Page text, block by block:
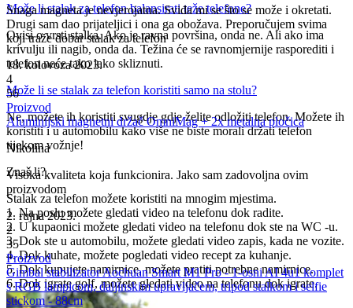
Može li stalak za telefon balansirati teže telefone?
Ovisi o vrsti stalka. Ako je ravna površina, onda ne. Ali ako ima
krivulju ili nagib, onda da. Težina će se ravnomjernije rasporediti i
telefon neće tako lako skliznuti.
Može li se stalak za telefon koristiti samo na stolu?
Ne, možete ih koristiti svugdje gdje želite odložiti telefon. Možete ih
koristiti i u automobilu kako više ne biste morali držati telefon
tijekom vožnje!
Znaš li?
Stalak za telefon možete koristiti na mnogim mjestima.
1. Na poslu možete gledati video na telefonu dok radite.
2. U kupaonici možete gledati video na telefonu dok ste na WC -u.
3. Dok ste u automobilu, možete gledati video zapis, kada ne vozite.
4. Dok kuhate, možete pogledati video recept za kuhanje.
5. Dok kupujete namirnice, možete pratiti potrebne namirnice.
6. Dok igrate golf, možete gledati video na telefonu dok igrate.
Snaga magneta je nevjerojatna. Sviđa mi se što se može i okretati.
Drugi sam dao prijateljici i ona ga obožava. Preporučujem svima
koji traže dobar stalak za telefon
18. kolovoza 2023.
4
56
Proizvod
Aluminijski magnetni držač OmniMag + 2x metalna pločica
Nikolina
Visoka kvaliteta koja funkcionira. Jako sam zadovoljna ovim
proizvodom
2. rujna 2023.
2
35
Proizvod
Gimbal stabilizator Aochuan Smart M1 Pro - 1-osni AI 4u1 komplet
s RGB lampicom, daljinskim upravljačem, tripod stalkom i selfie
stickom - 88cm